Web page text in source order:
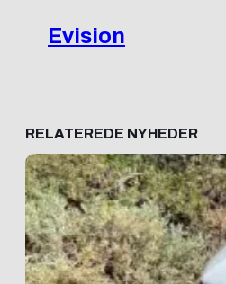
Evision
RELATEREDE NYHEDER